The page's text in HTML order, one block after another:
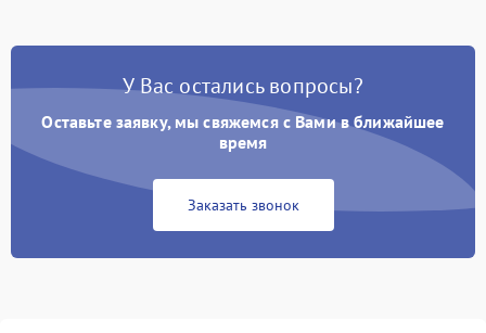
Проблемы с блоком
1800 ₽ Подробнее →
Не завершает программу Подробнее →
1500 ₽ Подробнее →
У Вас остались вопросы?
Оставьте заявку, мы свяжемся с Вами в ближайшее
время
Заказать звонок